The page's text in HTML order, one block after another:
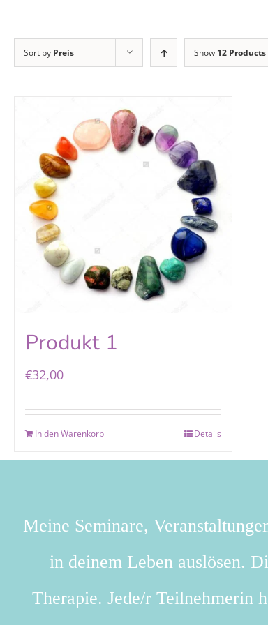
Sort by Preis Show 12 Products
Produkt 1
€32,00
In den Warenkorb Details
Meine Seminare,
in deinem Leben auslösen.
Therapie. Jede/r Teilnehmerin